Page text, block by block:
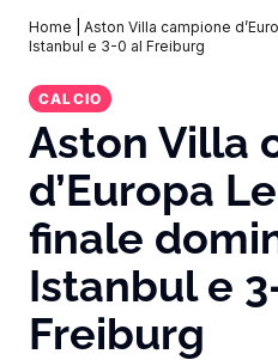
Home
Aston Villa campione
Istanbul e 3-0 al Freiburg
CALCIO
Aston Villa
d’Europa
finale
Istanbul e
Freiburg